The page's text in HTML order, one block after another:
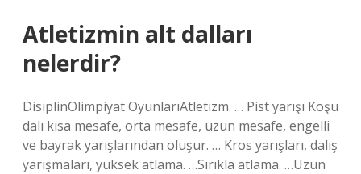
Atletizmin alt dalları
nelerdir?
DisiplinOlimpiyat OyunlarıAtletizm. … Pist yarışı Koşu
dalı kısa mesafe, orta mesafe, uzun mesafe, engelli
ve bayrak yarışlarından oluşur. … Kros yarışları, dalış
yarışmaları, yüksek atlama. …Sırıkla atlama. …Uzun